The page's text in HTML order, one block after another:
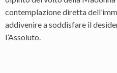
contemplazione diretta
addivenire a soddisfare il
l’Assoluto.